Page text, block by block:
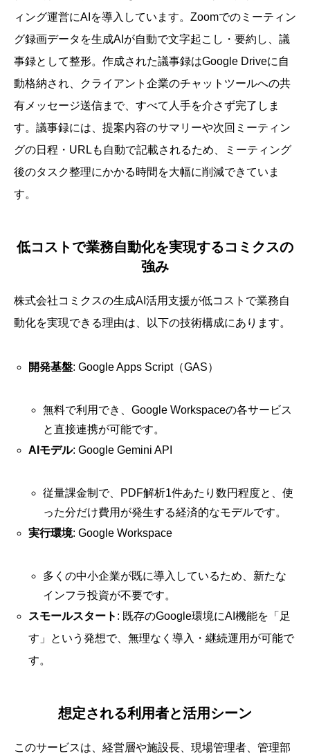
ィング運営にAIを導入しています。Zoomでのミーティン
グ録画データを生成AIが自動で文字起こし・要約し、議
事録として整形。作成された議事録はGoogle Driveに自
動格納され、クライアント企業のチャットツールへの共
有メッセージ送信まで、すべて人手を介さず完了しま
す。議事録には、提案内容のサマリーや次回ミーティン
グの日程・URLも自動で記載されるため、ミーティング
後のタスク整理にかかる時間を大幅に削減できていま
す。
低コストで業務自動化を実現するコミクスの
強み
株式会社コミクスの生成AI活用支援が低コストで業務自
動化を実現できる理由は、以下の技術構成にあります。
開発基盤: Google Apps Script（GAS）
無料で利用でき、Google Workspaceの各サービス
と直接連携が可能です。
AIモデル: Google Gemini API
従量課金制で、PDF解析1件あたり数円程度と、使
った分だけ費用が発生する経済的なモデルです。
実行環境: Google Workspace
多くの中小企業が既に導入しているため、新たな
インフラ投資が不要です。
スモールスタート : 既存のGoogle環境にAI機能を「足
す」という発想で、無理なく導入・継続運用が可能で
す。
想定される利用者と活用シーン
このサービスは、経営層や施設長、現場管理者、管理部